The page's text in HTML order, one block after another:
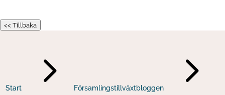
<< Tillbaka
Start 5 Församlingstillväxtbloggen 5